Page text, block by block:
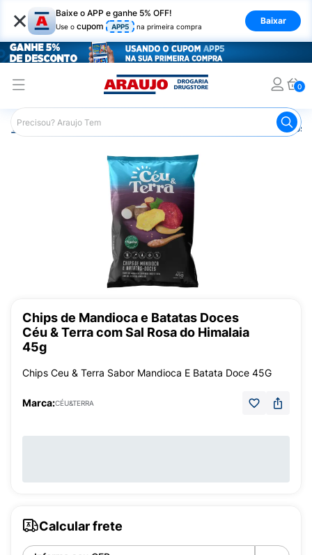
× Baixe o APP e ganhe 5% OFF!
Use o cupom APP5 na primeira compra
Baixar
0
Araujo Mercado Salgadinhos
Chips de Mandioca e Batatas Doces
Céu & Terra com Sal Rosa do Himalaia
45g
Chips Ceu & Terra Sabor Mandioca E Batata Doce 45G
Marca:CÉU&TERRA
Calcular frete